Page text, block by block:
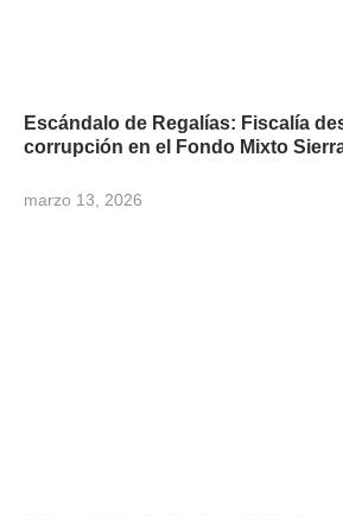
Escándalo de Regalías: Fiscalía
corrupción en el Fondo Mixto
marzo 13, 2026